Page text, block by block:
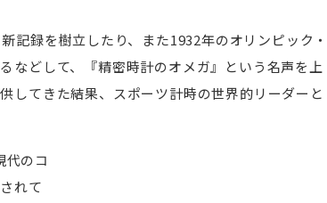
記録を樹立したり、また1932年のオリンピック・
などして、『精密時計のオメガ』という名声を上
してきた結果、スポーツ計時の世界的リーダーと
代のコ
れて